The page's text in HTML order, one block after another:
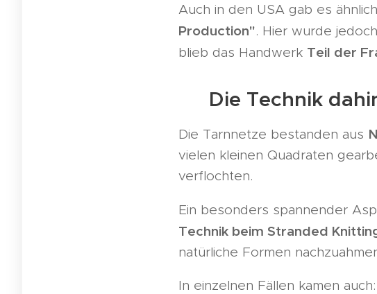
Auch in den USA gab es
Production". Hier wurde
blieb das Handwerk Teil der
✍️ Die Technik
Die Tarnnetze bestanden aus
vielen kleinen Quadraten
verflochten.
Ein besonders spannender
Technik beim Stranded
natürliche Formen
In einzelnen Fällen kamen auch: